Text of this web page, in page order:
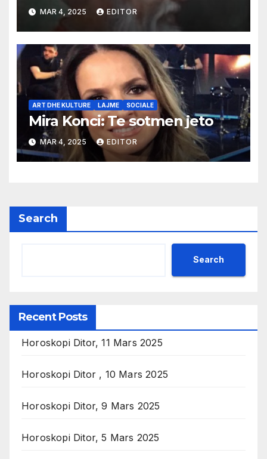
MAR 4, 2025 EDITOR
ART DHE KULTURE LAJME SOCIALE
Mira Konci: Te sotmen jeto
MAR 4, 2025 EDITOR
Search
Search
Recent Posts
Horoskopi Ditor, 11 Mars 2025
Horoskopi Ditor , 10 Mars 2025
Horoskopi Ditor, 9 Mars 2025
Horoskopi Ditor, 5 Mars 2025